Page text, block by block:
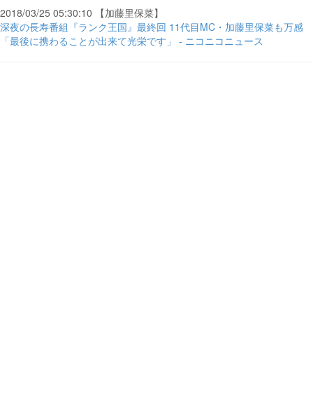
2018/03/25 05:30:10 【加藤里保菜】
深夜の長寿番組『ランク王国』最終回 11代目MC・加藤里保菜も万感
「最後に携わることが出来て光栄です」 - ニコニコニュース